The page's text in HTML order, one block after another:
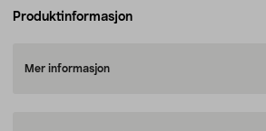
Produktinformasjon
Mer informasjon